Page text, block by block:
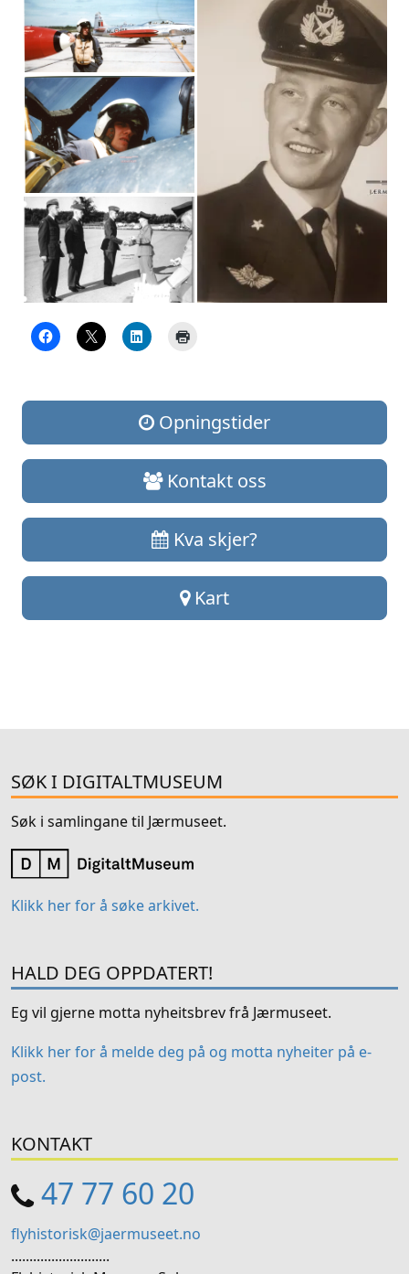
Opningstider
Kontakt oss
Kva skjer?
Kart
SØK I DIGITALTMUSEUM
Søk i samlingane til Jærmuseet.
Klikk her for å søke arkivet.
HALD DEG OPPDATERT!
Eg vil gjerne motta nyheitsbrev frå Jærmuseet.
Klikk her for å melde deg på og motta nyheiter på e-
post.
KONTAKT
47 77 60 20
flyhistorisk@jaermuseet.no
...........................